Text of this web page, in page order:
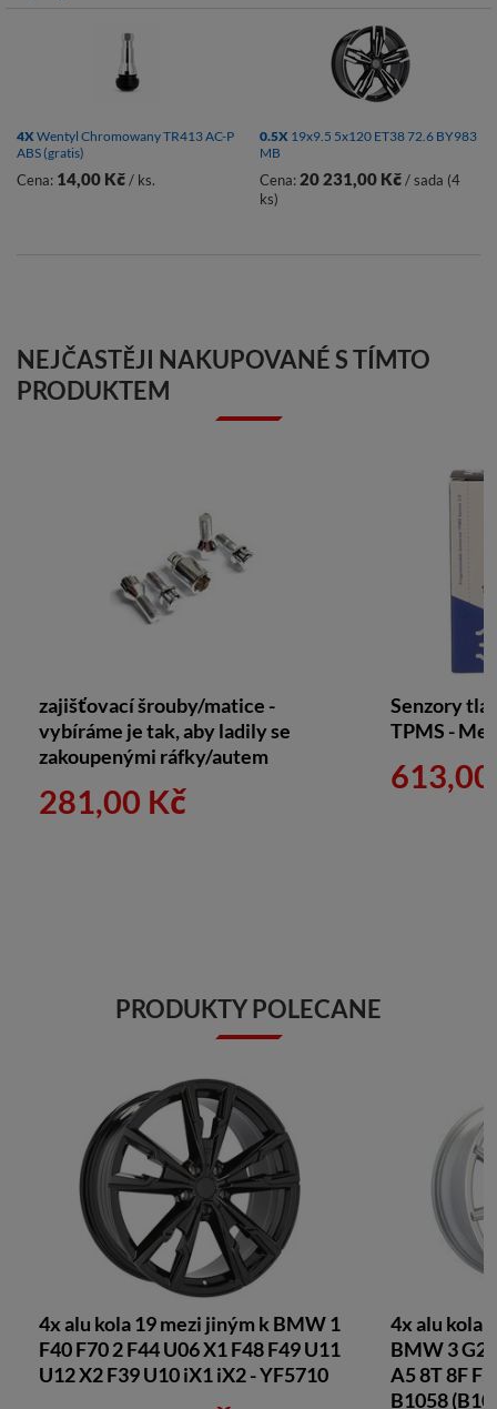
4X Wentyl Chromowany TR413 AC-P
ABS (gratis)
Cena: 14,00 Kč/ ks.
0.5X 19x9.5 5x120 ET38 72.6 BY983
MB
Cena: 20 231,00 Kč/ sada (4
ks)
NEJČASTĚJI NAKUPOVANÉ S TÍMTO
PRODUKTEM
zajišťovací šrouby/matice -
vybíráme je tak, aby ladily se
zakoupenými ráfky/autem
281,00 Kč
Senzory
TPMS -
PRODUKTY POLECANE
4x alu kola 19 mezi jiným k BMW 1
F40 F70 2 F44 U06 X1 F48 F49 U11
U12 X2 F39 U10 iX1 iX2 - YF5710
4x alu kola
BMW 3
A5 8T 8F
B1058